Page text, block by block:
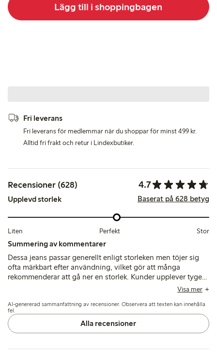
Lägg till i shoppingbagen
Fri leverans
Fri leverans för medlemmar när du shoppar för minst 499 kr.
Alltid fri frakt och retur i Lindexbutiker.
Recensioner (628) 4.7
Upplevd storlek Baserat på 628 betyg
Liten Perfekt Stor
Summering av kommentarer
Dessa jeans passar generellt enligt storleken men töjer sig
ofta märkbart efter användning, vilket gör att många
rekommenderar att gå ner en storlek. Kunder upplever tyget
som mjukt och bekvämt med hög midja och smickrande
kortare längder och vissa nämner en ihållande kemisk lukt
även efter tvätt.
Visa mer
AI-genererad sammanfattning av recensioner. Observera att texten kan innehålla
fel.
Alla recensioner